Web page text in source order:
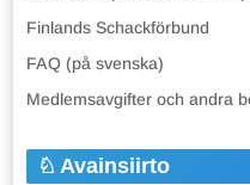
Finlands Schackförbund
FAQ (på svenska)
Medlemsavgifter och andra
Avainsiirto